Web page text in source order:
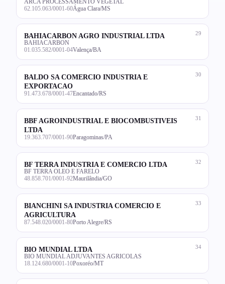
62.105.063/0001-60Água Clara/MS
29
BAHIACARBON AGRO INDUSTRIAL LTDA
BAHIACARBON
01.035.582/0001-04Valença/BA
30
BALDO SA COMERCIO INDUSTRIA E
EXPORTACAO
91.473.678/0001-47Encantado/RS
31
BBF AGROINDUSTRIAL E BIOCOMBUSTIVEIS
LTDA
19.363.707/0001-90Paragominas/PA
32
BF TERRA INDUSTRIA E COMERCIO LTDA
BF TERRA OLEO E FARELO
48.858.701/0001-92Maurilândia/GO
33
BIANCHINI SA INDUSTRIA COMERCIO E
AGRICULTURA
87.548.020/0001-80Porto Alegre/RS
34
BIO MUNDIAL LTDA
BIO MUNDIAL ADJUVANTES AGRICOLAS
18.124.680/0001-10Poxoréo/MT